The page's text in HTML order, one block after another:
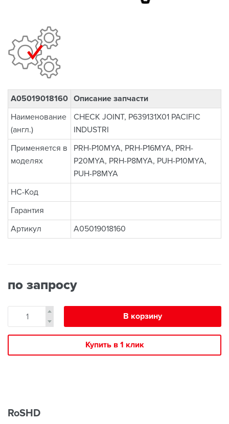
A05019018160 Описание запчасти
Наименование
(англ.)
CHECK JOINT, P639131X01 PACIFIC
INDUSTRI
Применяется в
моделях
PRH-P10MYA, PRH-P16MYA, PRH-
P20MYA, PRH-P8MYA, PUH-P10MYA,
PUH-P8MYA
НС-Код
Гарантия
Артикул
A05019018160
по запросу
В корзину
Купить в 1 клик
RoSHD